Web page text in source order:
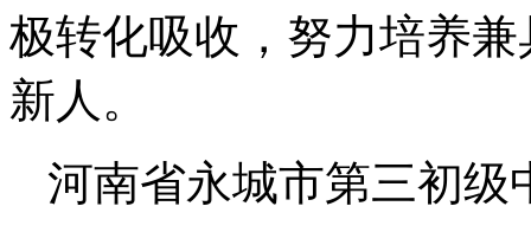
极转化吸收，努力培养
新人。
河南省永城市第三初级